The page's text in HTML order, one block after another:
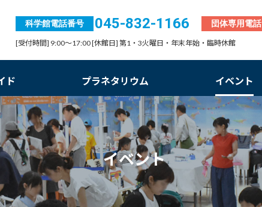
科学館電話番号 045-832-1166 団体専用電話
[受付時間] 9:00～17:00 [休館日] 第1・3火曜日・年末年始・臨時休館
ド プラネタリウム イベント
イベント